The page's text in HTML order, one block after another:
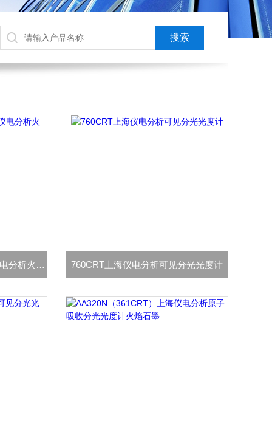
FP6410/FP640/6400A上海仪电分析火焰光度计 760CRT上海仪电分析可见分光光度计